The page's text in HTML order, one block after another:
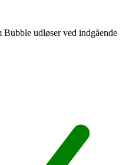
udløser ved indgående